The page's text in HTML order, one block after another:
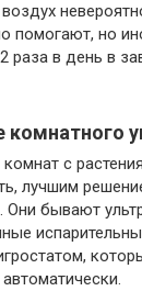
помогают, но
раза в день в
комнатного
с
лучшим
Они бывают